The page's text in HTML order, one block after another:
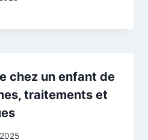
chez un enfant de
traitements et